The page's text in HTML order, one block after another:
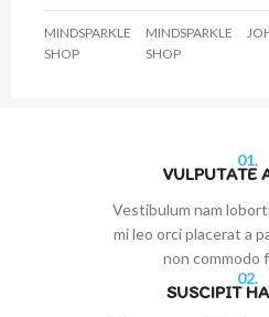
MINDSPARKLE
SHOP
MINDSPARKLE
SHOP
01.
VULPUTATE
Vestibulum nam
mi leo orci placerat a
non commodo
02.
SUSCIPIT